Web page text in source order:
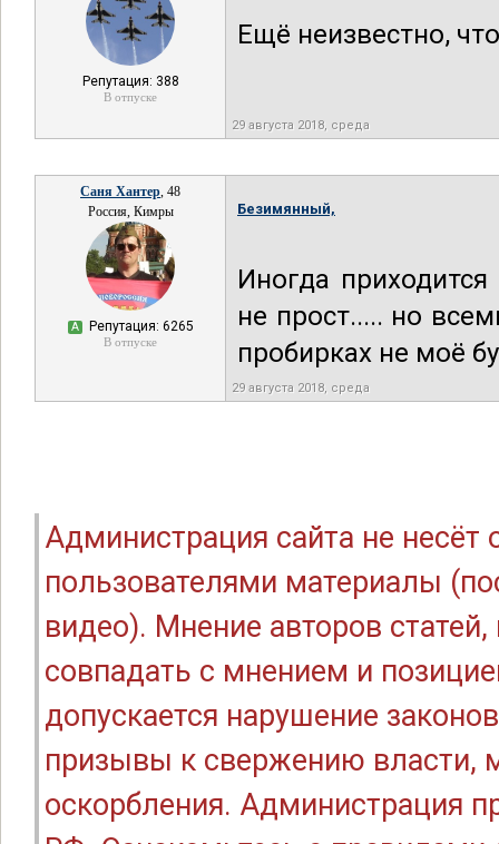
Репутация: 388
В отпуске
Ещё неизвестно,
29 августа 2018, среда
Саня Хантер, 48
Россия, Кимры
А Репутация: 6265
В отпуске
Безимянный,
Иногда
не прост..... но
пробирках не моё
29 августа 2018, среда
Администрация сайта не
пользователями материалы
видео). Мнение авторов
совпадать с мнением и
допускается нарушение
призывы к свержению власти,
оскорбления. Администрация